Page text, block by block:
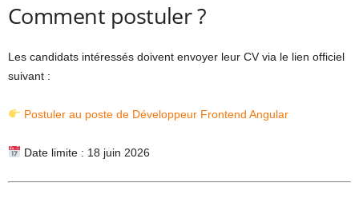
Comment postuler ?
Les candidats intéressés doivent envoyer leur CV via le lien officiel
suivant :
Postuler au poste de Développeur Frontend Angular
Date limite : 18 juin 2026